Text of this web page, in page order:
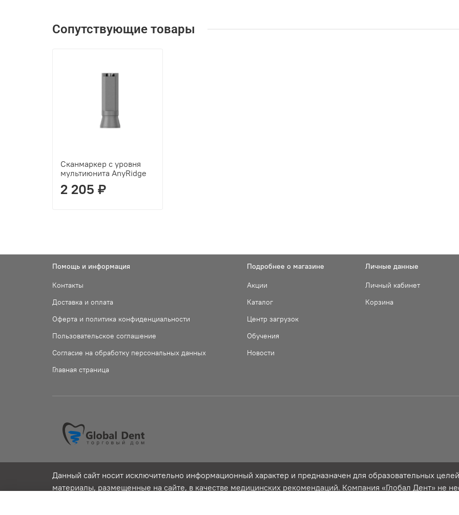
Сопутствующие товары
Сканмаркер с уровня
мультиюнита AnyRidge
2 205 ₽
Помощь и информация
Контакты
Доставка и оплата
Оферта и политика конфиденциальности
Пользовательское соглашение
Согласие на обработку персональных данных
Главная страница
Подробнее о магазине
Акции
Каталог
Центр загрузок
Обучения
Новости
Личные данные
Личный кабинет
Корзина
Данный сайт носит исключительно информационный характер и предназначен для образовательных
материалы, размещенные на сайте, в качестве медицинских рекомендаций. Компания «Глобал Дент» не
публичной офертой, определяемой положениями статьи 437 Гражданского кодекса Российской